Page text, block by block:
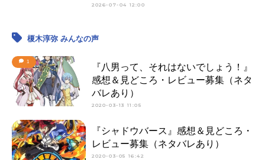
2026-07-04 12:00
榎木淳弥 みんなの声
1
『八男って、それはないでしょう！』
感想＆見どころ・レビュー募集（ネタ
バレあり）
2020-03-13 11:05
『シャドウバース』感想＆見どころ・
レビュー募集（ネタバレあり）
2020-03-05 16:42